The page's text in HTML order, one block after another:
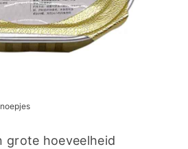
grote hoeveelheid